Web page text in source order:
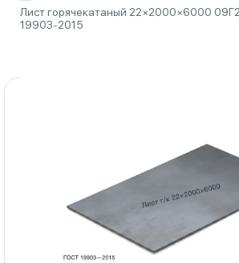
Лист горячекатаный 22×2000×6000
19903-2015